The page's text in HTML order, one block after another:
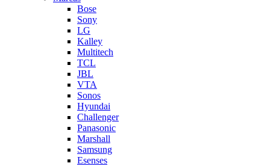
Bose
Sony
LG
Kalley
Multitech
TCL
JBL
VTA
Sonos
Hyundai
Challenger
Panasonic
Marshall
Samsung
Esenses